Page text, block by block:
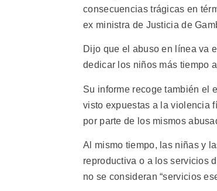
consecuencias trágicas en
ex ministra de Justicia de
Dijo que el abuso en línea va
dedicar los niños más tiempo
Su informe recoge también el
visto expuestas a la violencia
por parte de los mismos
Al mismo tiempo, las niñas y
reproductiva o a los servicios
no se consideran “servicios